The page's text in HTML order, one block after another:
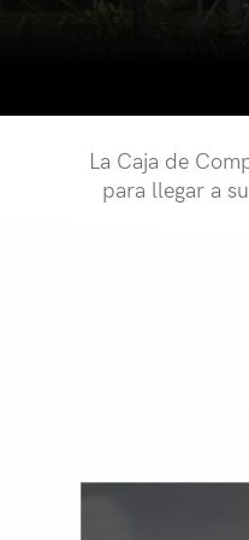
La Caja de
para llegar a